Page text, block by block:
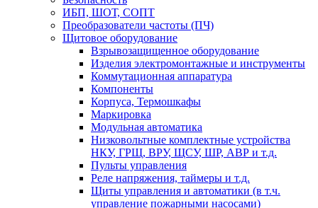
ИБП, ШОТ, СОПТ
Преобразователи частоты (ПЧ)
Щитовое оборудование
Взрывозащищенное оборудование
Изделия электромонтажные и инструменты
Коммутационная аппаратура
Компоненты
Корпуса, Термошкафы
Маркировка
Модульная автоматика
Низковольтные комплектные устройства
НКУ, ГРЩ, ВРУ, ЩСУ, ШР, АВР и т.д.
Пульты управления
Реле напряжения, таймеры и т.д.
Щиты управления и автоматики (в т.ч.
управление пожарными насосами)